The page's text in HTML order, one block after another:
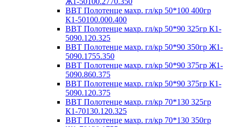
ВВТ Полотенце махр. гл/кр 50*100 400гр
К1-50100.000.400
ВВТ Полотенце махр. гл/кр 50*90 325гр К1-
5090.120.325
ВВТ Полотенце махр. гл/кр 50*90 350гр Ж1-
5090.1755.350
ВВТ Полотенце махр. гл/кр 50*90 375гр Ж1-
5090.860.375
ВВТ Полотенце махр. гл/кр 50*90 375гр К1-
5090.120.375
ВВТ Полотенце махр. гл/кр 70*130 325гр
К1-70130.120.325
ВВТ Полотенце махр. гл/кр 70*130 350гр